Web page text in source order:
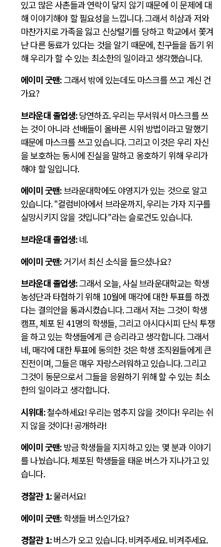
있고 많은 사촌들과 연락이 닿지 않기 때문에 이 문제에 대
해 이야기해야 할 필요성을 느낍니다.그래서 히샴과 저와
마찬가지로 가족을 잃고 신상털기를 당하고 학교에서 쫓겨
난 다른 동료가 있다는 것을 알기 때문에, 친구들을 돕기 위
해 우리가 할 수 있는 최소한의 일이라고 생각했습니다.
에이미 굿맨:그래서 밖에 있는데도 마스크를 쓰고 계신 건
가요?
브라운대 졸업생:당연하죠.우리는 무서워서 마스크를 쓰
는 것이 아니라 선배들이 올바른 시위 방법이라고 말했기
때문에 마스크를 쓰고 있습니다.그리고 이것은 우리 자신
을 보호하는 동시에 진실을 말하고 옹호하기 위해 우리가
해야 할 일입니다.
에이미 굿맨:브라운대학에도 야영지가 있는 것으로 알고
있습니다. "컬럼비아에서 브라운까지,우리는 가자 지구를
실망시키지 않을 것입니다"라는 슬로건도 있습니다.
브라운대 졸업생:네.
에이미 굿맨:거기서 최신 소식을 들으셨나요?
브라운대 졸업생:그래서 오늘,사실 브라운대학교는 학생
농성단과 타협하기 위해 10월에 매각에 대한 투표를 하겠
다는 결의안을 통과시켰습니다.그래서 저는 그것이 학생
캠프,체포 된 41명의 학생들,그리고 아시다시피 단식 투쟁
을 하고 있는 학생들에게 큰 승리라고 생각합니다.그래서
네, 매각에 대한 투표에 동의한 것은 학생 조직원들에게 큰
진전이며,그들은 매우 자랑스러워하고 있습니다.그리고
그것이 동문으로서 그들을 응원하기 위해 할 수 있는 최소
한의 일이라고 생각합니다.
시위대:철수하세요!우리는 멈추지 않을 것이다! 우리는 쉬
지 않을 것이다!공개하라!
에이미 굿맨: 방금 학생들을 지지하고 있는 몇 분과 이야기
를 나눴습니다.체포된 학생들을 태운 버스가 지나가고 있
습니다.
경찰관 1:물러서요!
에이미 굿맨: 학생들 버스인가요?
경찰관 1:버스가 오고 있습니다.비켜주세요.비켜주세요.